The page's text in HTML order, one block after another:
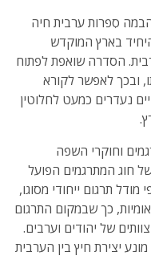
סִפרות ערבית חיה
בארץ המוקדש
הסדרה שואפת לפתוח
ובכך לאפשר לקורא
נעדרים כמעט לחלוטין
וחוקרי השפה
חוג המתרגמים הפועל
תרגום ייחודי מסוגו,
כך שבמקום התרגום
של יהודים וערבים.
יצירת חיץ בין הערבית